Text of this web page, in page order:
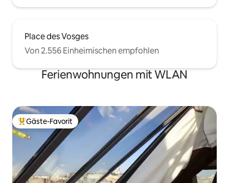
Place des Vosges
Von 2.556 Einheimischen empfohlen
Ferienwohnungen mit WLAN
Beliebter Gäste-Favorit.
Gäste-Favorit